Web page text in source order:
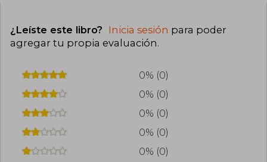
¿Leíste este libro? Inicia sesión para poder
agregar tu propia evaluación.
0% (0)
0% (0)
0% (0)
0% (0)
0% (0)